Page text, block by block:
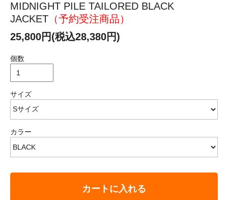
MIDNIGHT PILE TAILORED BLACK
JACKET （予約受注商品）
25,800円(税込28,380円)
個数
サイズ
カラー
カートに入れる